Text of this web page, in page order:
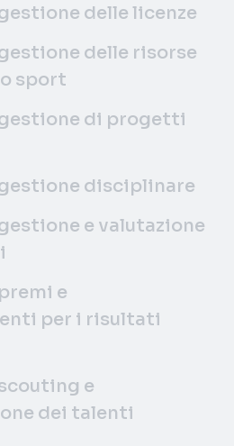
delle licenze
delle risorse
sport
di progetti
disciplinare
e valutazione
e
per i risultati
e
dei talenti